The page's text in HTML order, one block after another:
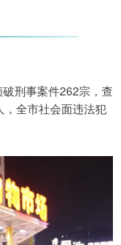
刑事案件262宗，查
全市社会面违法犯